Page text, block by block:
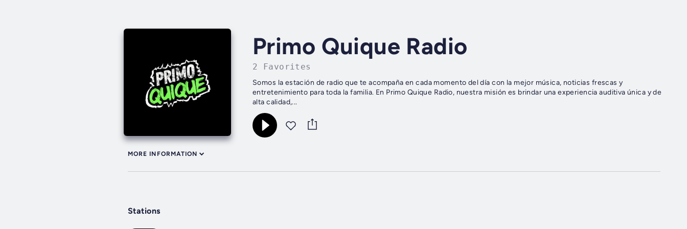
Primo Quique Radio
2 Favorites
Somos la estación de radio que te acompaña en cada momento del día con la mejor música, noticias frescas y
entretenimiento para toda la familia. En Primo Quique Radio, nuestra misión es brindar una experiencia auditiva única y de
alta calidad,...
MORE INFORMATION
Stations